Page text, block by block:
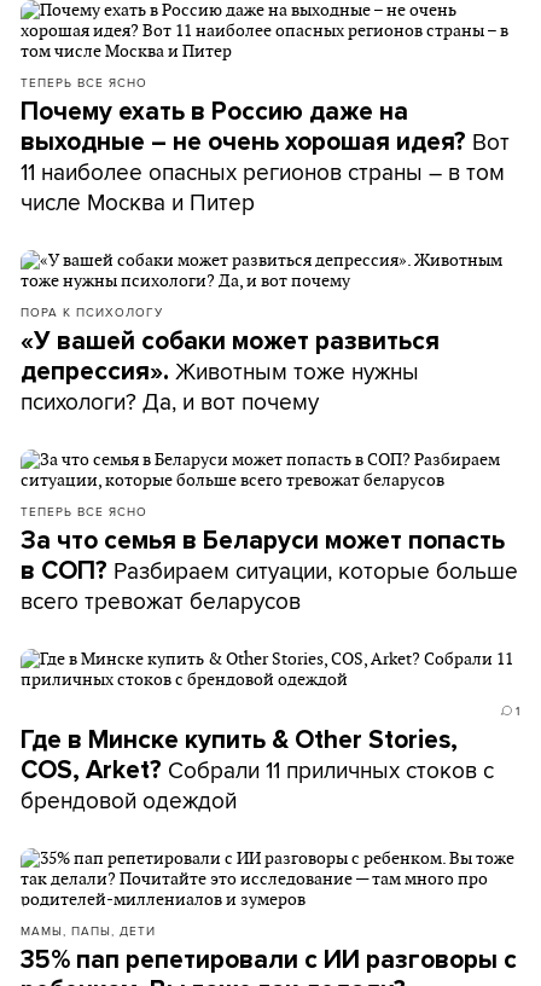
ТЕПЕРЬ ВСЕ ЯСНО
Почему ехать в Россию даже на
выходные – не очень хорошая идея? Вот
11 наиболее опасных регионов страны – в том
числе Москва и Питер
ПОРА К ПСИХОЛОГУ
«У вашей собаки может развиться
депрессия». Животным тоже нужны
психологи? Да, и вот почему
ТЕПЕРЬ ВСЕ ЯСНО
За что семья в Беларуси может попасть
в СОП? Разбираем ситуации, которые больше
всего тревожат беларусов
1
Где в Минске купить & Other Stories,
COS, Arket? Собрали 11 приличных стоков c
брендовой одеждой
МАМЫ, ПАПЫ, ДЕТИ
35% пап репетировали с ИИ разговоры с